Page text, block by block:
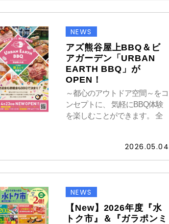
NEWS
アズ熊谷屋上BBQ＆ビ
アガーデン「URBAN
EARTH BBQ」が
OPEN！
～都心のアウトドア空間～をコ
ンセプトに、 気軽にBBQ体験
を楽しむことができます。 全
2026.05.04
NEWS
【New】2026年度『水
トク市』＆『ガラポンミ